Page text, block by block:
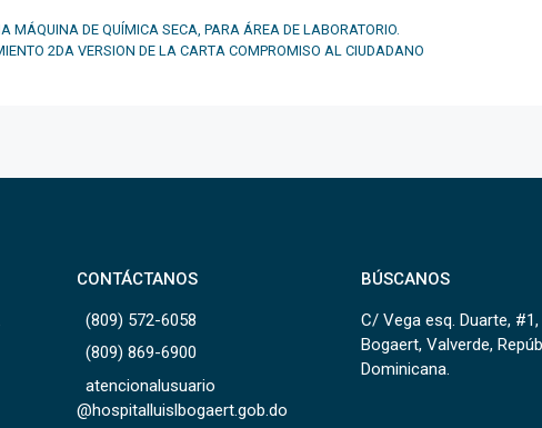
MÁQUINA DE QUÍMICA SECA, PARA ÁREA DE LABORATORIO.
2DA VERSION DE LA CARTA COMPROMISO AL CIUDADANO
CONTÁCTANOS
(809) 572-6058
(809) 869-6900
atencionalusuario
@hospitalluislbogaert.gob.do
BÚSCANOS
C/ Vega esq. Duarte, #1,
Bogaert, Valverde,
Dominicana.